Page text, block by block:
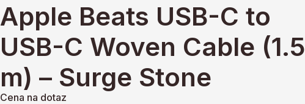
Apple Beats USB-C to
USB-C Woven Cable (1.5
m) – Surge Stone
Cena na dotaz